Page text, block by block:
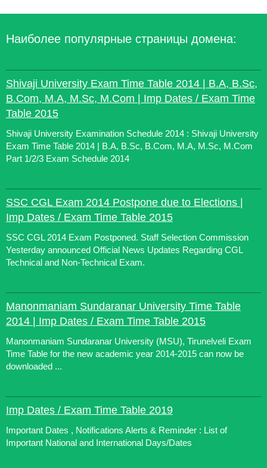
Наиболее популярные страницы домена:
Shivaji University Exam Time Table 2014 | B.A, B.Sc,
B.Com, M.A, M.Sc, M.Com | Imp Dates / Exam Time
Table 2015
Shivaji University Examination Schedule 2014 : Shivaji University
Exam Time Table 2014 | B.A, B.Sc, B.Com, M.A, M.Sc, M.Com
Part 1/2/3 Exam Schedule 2014
SSC CGL Exam 2014 Postpone due to Elections |
Imp Dates / Exam Time Table 2015
SSC CGL 2014 Exam Postponed. Staff Selection Commission
Yesterday announced Official News Updates Regarding CGL
Technical and Non-Technical Exam.
Manonmaniam Sundaranar University Time Table
2014 | Imp Dates / Exam Time Table 2015
Manonmaniam Sundaranar University (MSU), Tirunelveli Exam
Time Table for the new academic year 2014-2015 can now be
downloaded ...
Imp Dates / Exam Time Table 2019
Important Dates , Notifications Alerts & Reminder : List of
Important National and International Days/Dates